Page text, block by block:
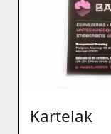
Kartelak